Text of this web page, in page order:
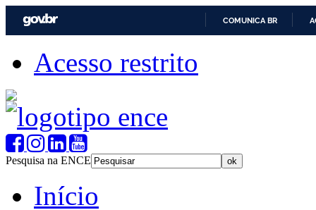
COMUNICA BR
Acesso restrito
Pesquisa na ENCE
Início